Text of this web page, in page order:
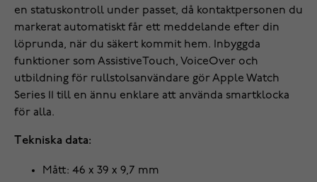
en statuskontroll under passet, då kontaktpersonen du
markerat automatiskt får ett meddelande efter din
löprunda, när du säkert kommit hem. Inbyggda
funktioner som AssistiveTouch, VoiceOver och
utbildning för rullstolsanvändare gör Apple Watch
Series 11 till en ännu enklare att använda smartklocka
för alla.
Tekniska data:
Mått: 46 x 39 x 9,7 mm